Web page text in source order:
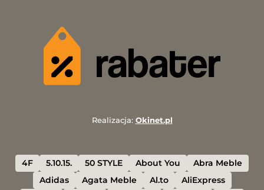
Realizacja: Okinet.pl
4F 5.10.15. 50 STYLE About You
Abra Meble
Adidas
Agata Meble Al.to AliExpress